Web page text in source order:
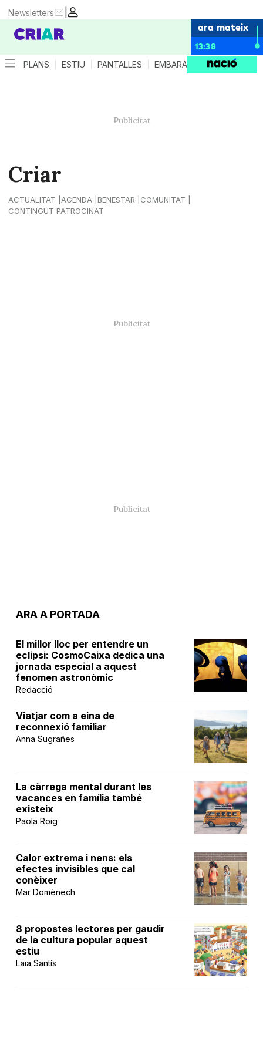
|
Newsletters
ara mateix
13:38
PLANS ESTIU PANTALLES EMBARÀS CRIANÇA
Criar
ACTUALITAT AGENDA BENESTAR
COMUNITAT
CONTINGUT PATROCINAT
ARA A PORTADA
El millor lloc per entendre un
eclipsi: CosmoCaixa dedica una
jornada especial a aquest
fenomen astronòmic
Redacció
Viatjar com a eina de
reconnexió familiar
Anna Sugrañes
La càrrega mental durant les
vacances en família també
existeix
Paola Roig
Calor extrema i nens: els
efectes invisibles que cal
conèixer
Mar Domènech
8 propostes lectores per gaudir
de la cultura popular aquest
estiu
Laia Santís